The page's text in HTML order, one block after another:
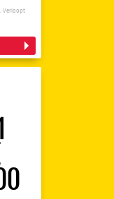
Verloopt